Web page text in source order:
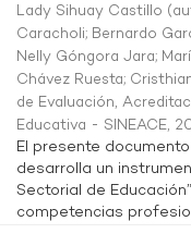
Lady Sihuay Castillo
Caracholi; Bernardo
Nelly Góngora Jara;
Chávez Ruesta;
de Evaluación,
Educativa - SINEACE,
El presente
desarrolla un
Sectorial de
competencias